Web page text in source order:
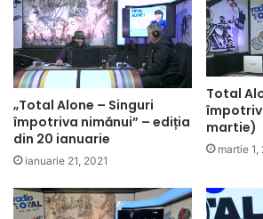
„Total Alone – Singuri
împotriva nimănui” – ediția
din 20 ianuarie
ianuarie 21, 2021
Total
martie)
martie 1,